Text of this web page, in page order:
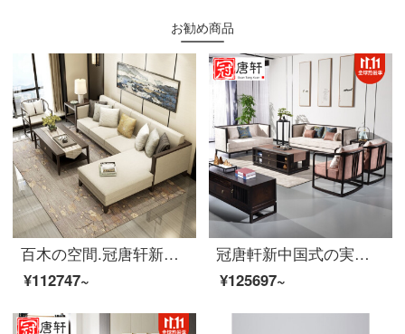
お勧め商品
百木の空間.冠唐轩新中国式の木の布芸のソファー現代中国式の簡単な事務室の小さい部屋型の見本の部屋の家は3人のシングル位の家具を組み合わせて5件のセットを注文して作らせます。
¥112747~
冠唐軒新中国式の実木ソファ現代中国式の禅意布芸カード座民宿ホテルのモデルハウス工事ソファ椅子シングル椅子家具カスタマイズ7点セット
¥125697~